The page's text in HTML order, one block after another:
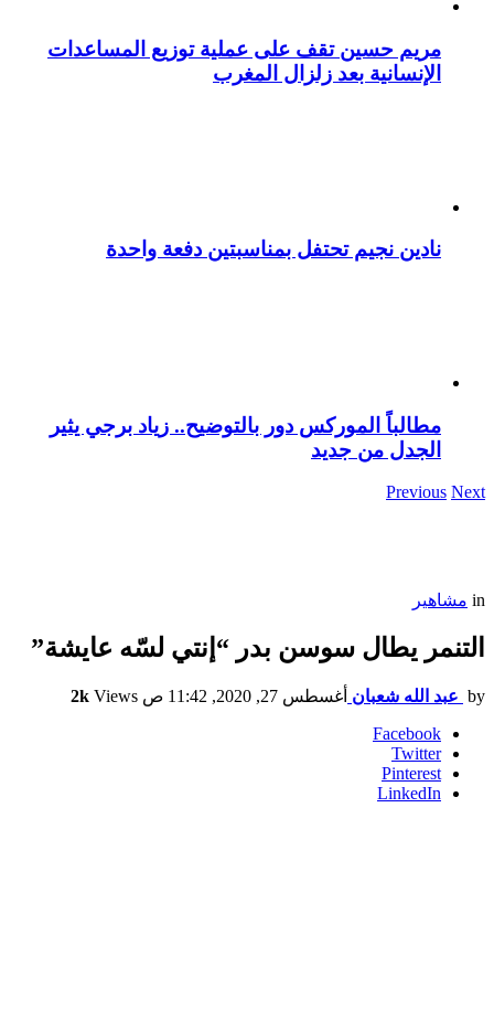
مريم حسين تقف على عملية توزيع المساعدات
الإنسانية بعد زلزال المغرب
نادين نجيم تحتفل بمناسبتين دفعة واحدة
مطالباً الموركس دور بالتوضيح.. زياد برجي يثير
الجدل من جديد
Previous Next
in مشاهير
التنمر يطال سوسن بدر “إنتي لسّه عايشة”
by عبد الله شعبان أغسطس 27, 2020, 11:42 ص 2k Views
Facebook
Twitter
Pinterest
LinkedIn